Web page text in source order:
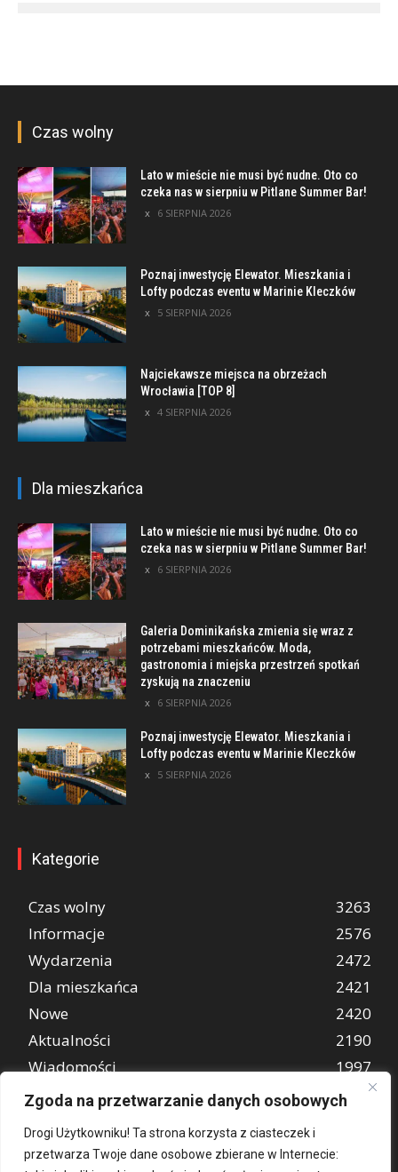
Zgoda na przetwarzanie danych osobowych
Drogi Użytkowniku! Ta strona korzysta z ciasteczek i
przetwarza Twoje dane osobowe zbierane w Internecie:
Czas wolny
Lato w mieście nie musi być nudne. Oto co
czeka nas w sierpniu w Pitlane Summer Bar!
6 SIERPNIA 2026
Poznaj inwestycję Elewator. Mieszkania i
Lofty podczas eventu w Marinie Kleczków
5 SIERPNIA 2026
Najciekawsze miejsca na obrzeżach
Wrocławia [TOP 8]
4 SIERPNIA 2026
Dla mieszkańca
Lato w mieście nie musi być nudne. Oto co
czeka nas w sierpniu w Pitlane Summer Bar!
6 SIERPNIA 2026
Galeria Dominikańska zmienia się wraz z
potrzebami mieszkańców. Moda,
gastronomia i miejska przestrzeń spotkań
zyskują na znaczeniu
6 SIERPNIA 2026
Poznaj inwestycję Elewator. Mieszkania i
Lofty podczas eventu w Marinie Kleczków
5 SIERPNIA 2026
Kategorie
Czas wolny
3263
Informacje
2576
Wydarzenia
2472
Dla mieszkańca
2421
Nowe
2420
Aktualności
2190
Wiadomości
1997
REKLAMA
849